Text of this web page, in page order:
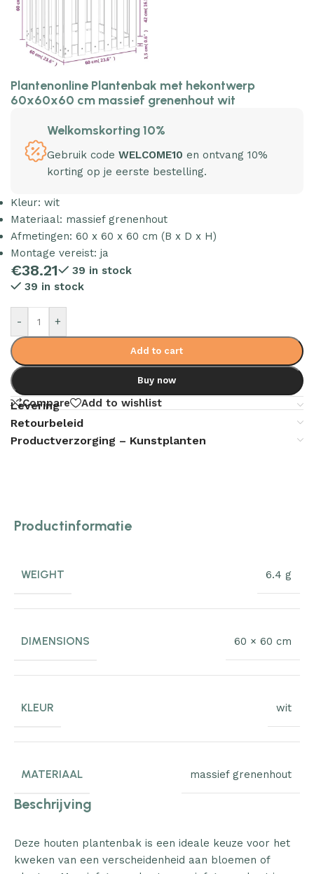
Plantenonline Plantenbak met hekontwerp
60x60x60 cm massief grenenhout wit
Welkomskorting 10%
Gebruik code WELCOME10 en ontvang 10%
korting op je eerste bestelling.
Kleur: wit
Materiaal: massief grenenhout
Afmetingen: 60 x 60 x 60 cm (B x D x H)
Montage vereist: ja
€38.21
39 in stock
39 in stock
- +
Add to cart
Buy now
Compare Add to wishlist
Levering
Retourbeleid
Productverzorging – Kunstplanten
Productinformatie
WEIGHT 6.4 g
DIMENSIONS 60 × 60 cm
KLEUR wit
MATERIAAL massief grenenhout
Beschrijving
Deze houten plantenbak is een ideale keuze voor het
kweken van een verscheidenheid aan bloemen of